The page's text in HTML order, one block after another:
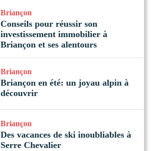
Briançon
Conseils pour réussir son
investissement immobilier à
Briançon et ses alentours
Briançon
Briançon en été: un joyau alpin à
découvrir
Briançon
Des vacances de ski inoubliables à
Serre Chevalier